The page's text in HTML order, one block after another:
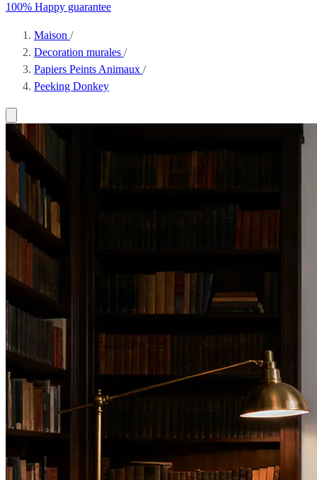
100% Happy guarantee
Maison /
Decoration murales /
Papiers Peints Animaux /
Peeking Donkey